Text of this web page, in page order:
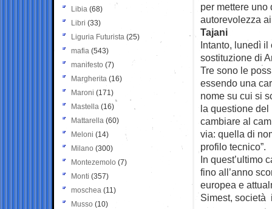
per mettere
autorevolezza
Tajani
Intanto, lunedì
sostituzione di
Tre sono le
essendo una
nome su cui si
la questione
cambiare al
via: quella di
profilo tecnico”.
In quest’ultimo
fino all’anno
europea e
Simest, società
Libia (68)
Libri (33)
Liguria Futurista (25)
mafia (543)
manifesto (7)
Margherita (16)
Maroni (171)
Mastella (16)
Mattarella (60)
Meloni (14)
Milano (300)
Montezemolo (7)
Monti (357)
moschea (11)
Musso (10)